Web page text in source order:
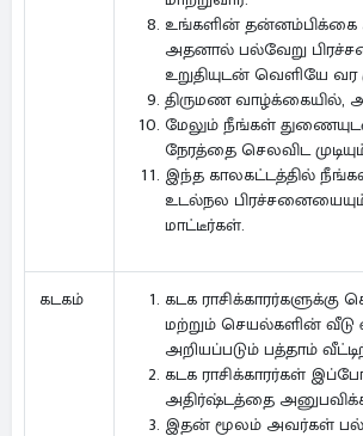
உங்களின் தன்னம்பிக்கை
அதனால் பல்வேறு
உறுதியுடன் வெளியே வர
திருமண வாழ்க்கையில்,
மேலும் நீங்கள்
நேரத்தை செலவிட
இந்த காலகட்டத்தில்
உடல்நல
மாட்டீர்கள்.
கடகம்
கடக
மற்றும் செயல்களின் வீடு
அறியப்படும் பத்தாம்
கடக ராசிக்காரர்கள்
அதிர்ஷ்டத்தை
இதன் மூலம் அவர்கள்